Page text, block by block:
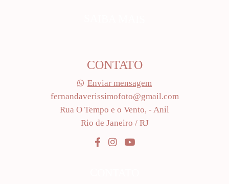
CONTATO
Enviar mensagem
fernandaverissimofoto@gmail.com
Rua O Tempo e o Vento, - Anil
Rio de Janeiro / RJ